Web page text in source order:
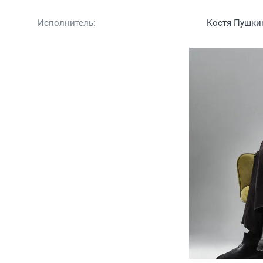
Исполнитель: Костя